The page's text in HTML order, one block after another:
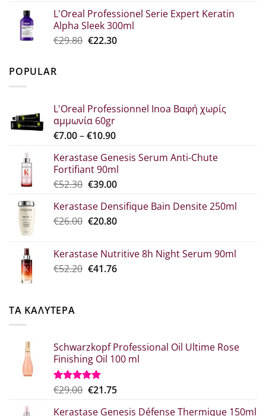
was:
€34.60.
τιμή
είναι:
€25.90.
L'Oreal Professionel Serie Expert Keratin
Alpha Sleek 300ml
€29.80 Original
€22.30Η
POPULAR
L'Oreal Professionnel Inoa Βαφή χωρίς
αμμωνία 60gr
€7.00–€10.90Price
€7.00
through
€10.90
Kerastase Genesis Serum Anti-Chute
Fortifiant 90ml
€52.30 Original
was:
€52.30.
€39.00Η
τιμή
είναι:
Kerastase Densifique Bain Densite 250ml
€26.00 Original
€26.00.
€20.80Η
είναι:
€20.80.
Kerastase Nutritive 8h Night Serum 90ml
€52.20 Original
€41.76Η
ΤΑ ΚΑΛΥΤΕΡΑ
Schwarzkopf Professional Oil Ultime Rose
Finishing Oil 100 ml
Βαθμολογήθηκε
από 5
€29.00 Original
€21.75Η
Kerastase Genesis Défense Thermique 150ml